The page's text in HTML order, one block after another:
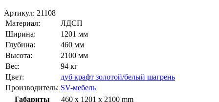
Артикул: 21108
Материал:
ЛДСП
Ширина:
1201 мм
Глубина:
460 мм
Высота:
2100 мм
Вес:
94 кг
Цвет:
дуб крафт золотой/белый шагрень
Производитель: SV-мебель
Габариты
460 x 1201 x 2100 mm